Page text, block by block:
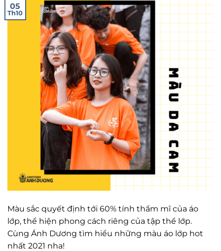
05
Th10
Màu sắc quyết định tới 60% tính thẩm mĩ của áo
lớp, thể hiện phong cách riêng của tập thể lớp.
Cùng Ánh Dương tìm hiểu những màu áo lớp hot
nhất 2021 nha!